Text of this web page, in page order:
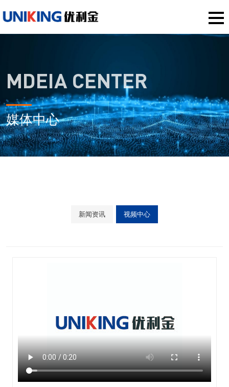
MDEIA CENTER
媒体中心
新闻资讯 视频中心